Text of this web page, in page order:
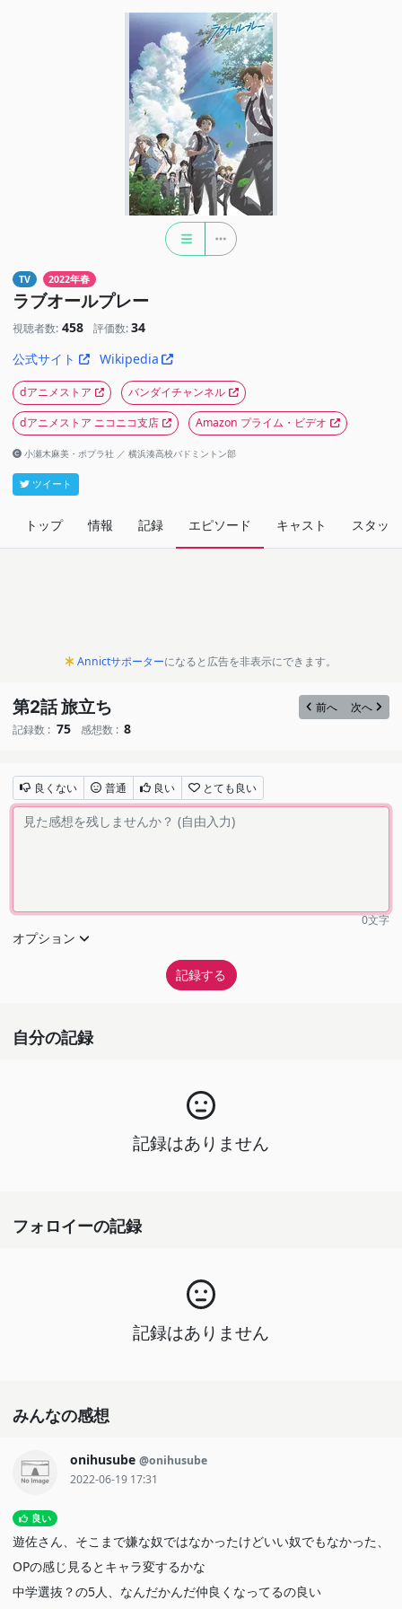
TV 2022年春
ラブオールプレー
視聴者数: 458 評価数: 34
公式サイト
Wikipedia
dアニメストア
バンダイチャンネル
dアニメストア ニコニコ支店
Amazon プライム・ビデオ
小瀬木麻美・ポプラ社 ／ 横浜湊高校バドミントン部
ツイート
トップ 情報 記録 エピソード キャスト スタッフ
Annictサポーターになると広告を非表示にできます。
第2話 旅立ち 前へ
次へ
記録数 : 75 感想数 : 8
良くない 普通 良い とても良い
0文字
オプション
自分の記録
記録はありません
フォロイーの記録
記録はありません
みんなの感想
onihusube @onihusube
2022-06-19 17:31
良い
遊佐さん、そこまで嫌な奴ではなかったけどいい奴でもなかった、
OPの感じ見るとキャラ変するかな
中学選抜？の5人、なんだかんだ仲良くなってるの良い